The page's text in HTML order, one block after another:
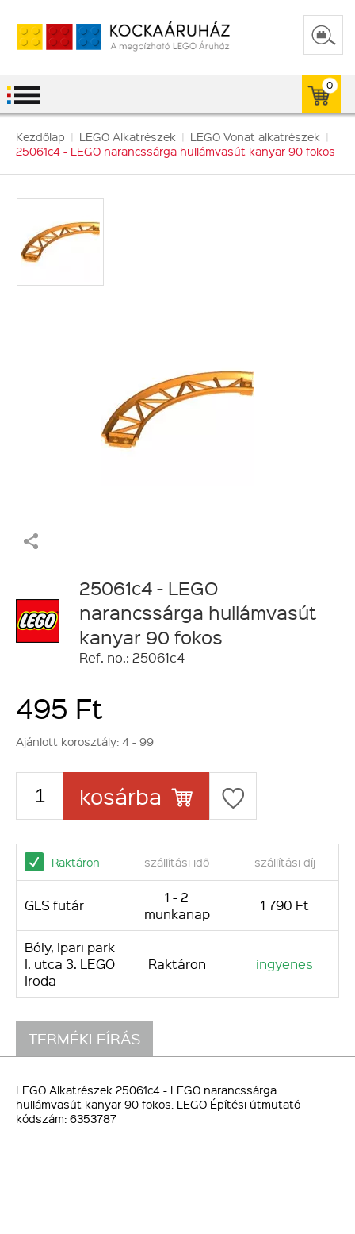
0
Kezdőlap | LEGO Alkatrészek | LEGO Vonat alkatrészek |
25061c4 - LEGO narancssárga hullámvasút kanyar 90 fokos
25061c4 - LEGO
narancssárga hullámvasút
kanyar 90 fokos
Ref. no.: 25061c4
495 Ft
Ajánlott korosztály: 4 - 99
kosárba
Raktáron szállítási idő szállítási díj
GLS futár
1 - 2
munkanap
1 790 Ft
Bóly, Ipari park
I. utca 3. LEGO
Iroda
Raktáron ingyenes
TERMÉKLEÍRÁS
LEGO Alkatrészek 25061c4 - LEGO narancssárga
hullámvasút kanyar 90 fokos. LEGO Építési útmutató
kódszám: 6353787